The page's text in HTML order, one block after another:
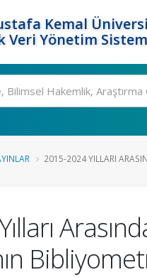
Kemal
Veri Yönetim
2015-2024 YILLARI